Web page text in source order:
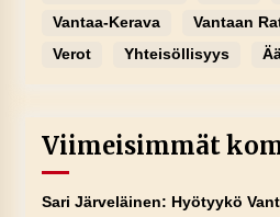
Vantaa-Kerava
Vantaan
Verot
Yhteisöllisyys
Viimeisimmät
Sari Järveläinen: Hyötyykö